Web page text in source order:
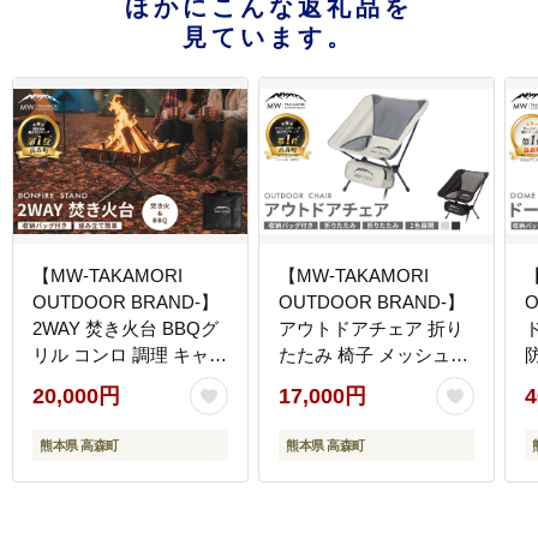
ほかにこんな返礼品を
見ています。
【MW-TAKAMORI
OUTDOOR BRAND-】
2WAY 焚き火台 BBQグ
リル コンロ 調理 キャン
プ アウトドア ステンレ
ス製 組み立て簡単 収納
バッグ付き 先行受付 先
20,000円
熊本県 高森町
【MW-TAKAMORI
OUTDOOR BRAND-】
アウトドアチェア 折り
たたみ 椅子 メッシュ切
り替え 通気性抜群 キャ
ンプ 軽量 収納バッグ付
き 【グレー】
17,000円
熊本県 高森町